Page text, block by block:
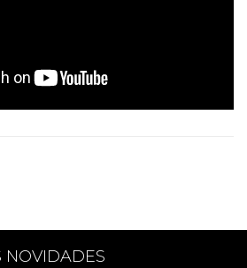
NOVIDADES